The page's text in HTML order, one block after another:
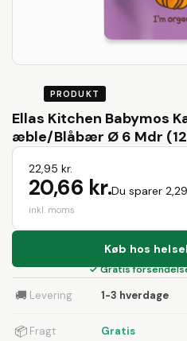
PRODUKT
Ellas Kitchen Babymos
æble/Blåbær Ø 6 Mdr
22,95 kr.
20,66 kr.Du sparer
inkl. moms
Køb hos
✓ Gratis
🚚 Levering 1-3 hverdage
📦 Fragt Gratis